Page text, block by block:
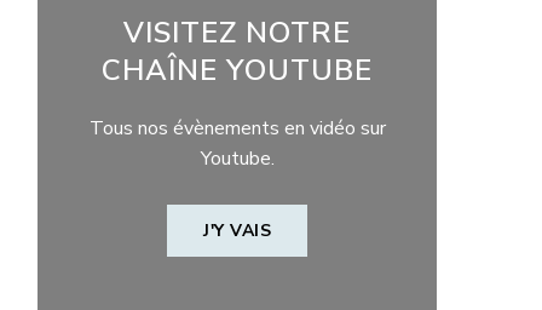
VISITEZ NOTRE
CHAÎNE YOUTUBE
Tous nos évènements en vidéo sur
Youtube.
J'Y VAIS